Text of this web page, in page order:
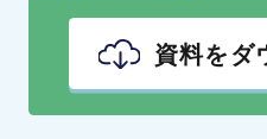
資料をダ